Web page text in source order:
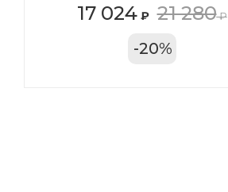
17 024₽ 21 280₽
-20%
ТРЦ «Московский
Проспект»